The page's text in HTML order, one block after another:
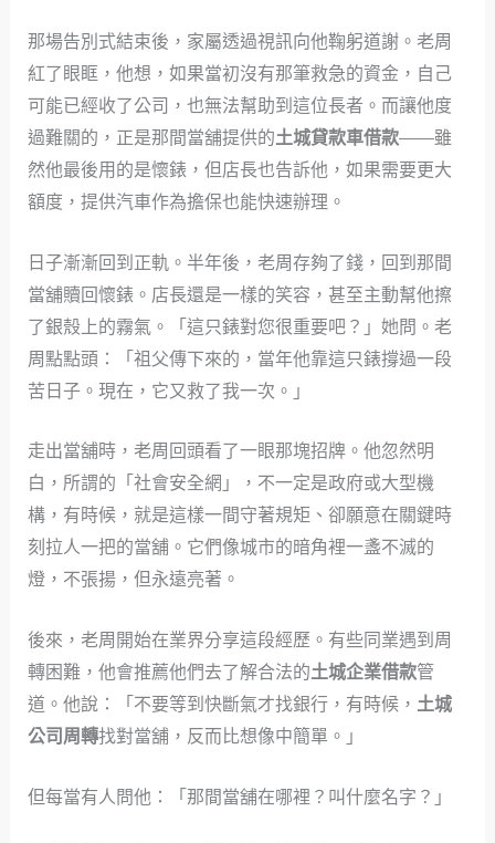
那場告別式結束後，家屬透過視訊向他鞠躬道謝。老周
紅了眼眶，他想，如果當初沒有那筆救急的資金，自己
可能已經收了公司，也無法幫助到這位長者。而讓他度
過難關的，正是那間當舖提供的土城貸款車借款——雖
然他最後用的是懷錶，但店長也告訴他，如果需要更大
額度，提供汽車作為擔保也能快速辦理。
日子漸漸回到正軌。半年後，老周存夠了錢，回到那間
當舖贖回懷錶。店長還是一樣的笑容，甚至主動幫他擦
了銀殼上的霧氣。「這只錶對您很重要吧？」她問。老
周點點頭：「祖父傳下來的，當年他靠這只錶撐過一段
苦日子。現在，它又救了我一次。」
走出當舖時，老周回頭看了一眼那塊招牌。他忽然明
白，所謂的「社會安全網」，不一定是政府或大型機
構，有時候，就是這樣一間守著規矩、卻願意在關鍵時
刻拉人一把的當舖。它們像城市的暗角裡一盞不滅的
燈，不張揚，但永遠亮著。
後來，老周開始在業界分享這段經歷。有些同業遇到周
轉困難，他會推薦他們去了解合法的土城企業借款管
道。他說：「不要等到快斷氣才找銀行，有時候， 土城
公司周轉找對當舖，反而比想像中簡單。」
但每當有人問他：「那間當舖在哪裡？叫什麼名字？」